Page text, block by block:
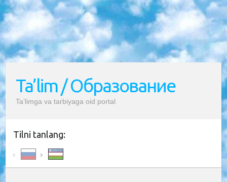
Ta’lim / Образование
Ta’limga va tarbiyaga oid portal
Tilni tanlang: